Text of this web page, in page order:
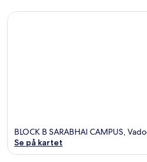
BLOCK B SARABHAI CAMPUS,
Se på kartet